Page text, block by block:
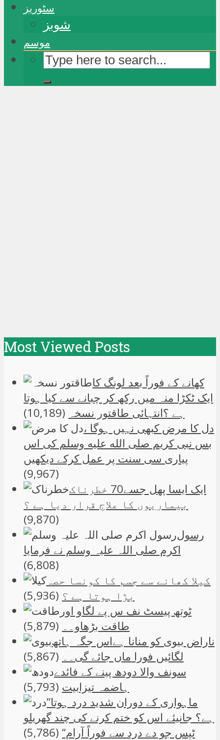
سٹوریز
شوبز
موسم
Most Viewed Posts
کھانے کے فوراً بعد لونگ کا
ایک ٹکڑا منہ میں رکھ کر چبانے سے کیا ہوتا
ہے ؟انتہائی طاقتور نسخہ (10,189)
دل کا مرض کبھی نہیں ہوگا ،
بس نبی کریم صلی الله علیه وسلم کی اس
پیاری سی سنت پر عمل کرکے دیکھیں
(9,967)
ایک ایسا پھل جسے70 خطرناک
بیماریوں کا علاج قرار دیا ہے ؟
(9,870)
رسول
اکرم صلی اللہ علیہ وسلم نے فرمایا
(6,808)
کیلا کھانے سے جسم کا کونسا حصہ
بڑا ہوتا ہے ؟ (5,936)
ٹوتھ پیسٹ نف س پے لگاو اور
طاقت بڑھاو۔۔ (5,879)
ناراض بیوی کو منانا ہےاس جگہ ہاتھ
لگائیں فورا ماں جائے گی۔۔ (5,867)
سونف والا دودھ پینے کے فائدے
ہاضمہ تیزابیت (5,793)
”ماہواری کے دوران شدید درد ہوتا
ہے؟ جانیئے اس کو ختم کرنے کی چند گھریلو
ٹپس جو دے درد سے فوراً آرام“ (5,786)